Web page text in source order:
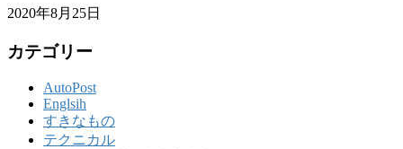
2020年8月25日
カテゴリー
AutoPost
Englsih
すきなもの
テクニカル